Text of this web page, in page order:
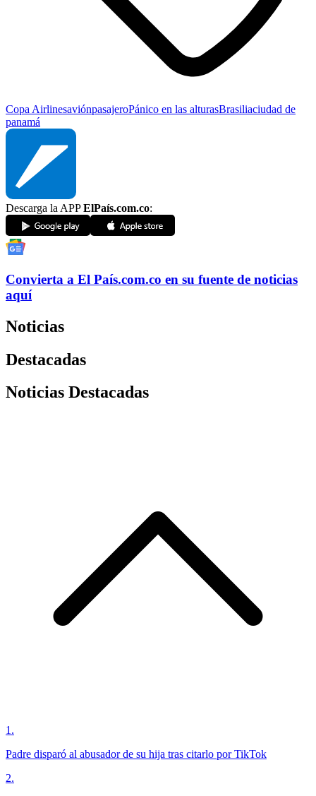
Copa AirlinesaviónpasajeroPánico en las alturasBrasiliaciudad de
panamá
Descarga la APPElPaís.com.co:
Convierta a El País.com.co en su fuente de noticias
aquí
Noticias
Destacadas
Noticias Destacadas
1 .
Padre disparó al abusador de su hija tras citarlo por TikTok
2.